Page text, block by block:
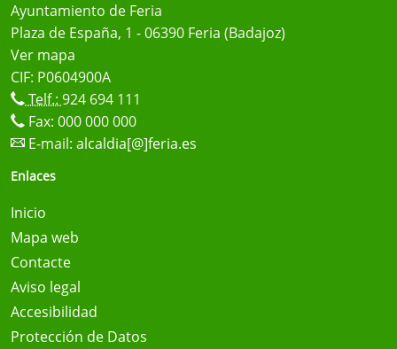
Ayuntamiento de Feria
Plaza de España, 1 - 06390 Feria (Badajoz)
Ver mapa
CIF: P0604900A
Telf.: 924 694 111
Fax: 000 000 000
E-mail: alcaldia[@]feria.es
Enlaces
Inicio
Mapa web
Contacte
Aviso legal
Accesibilidad
Protección de Datos